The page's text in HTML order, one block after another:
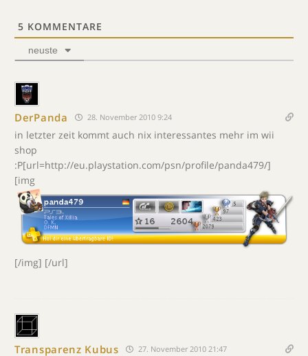
5 KOMMENTARE
neuste
DerPanda 28. November 2010 9:24
in letzter zeit kommt auch nix interessantes mehr im wii
shop
:P[url=http://eu.playstation.com/psn/profile/panda479/]
[img
[/img] [/url]
Transparenz Kubus 27. November 2010 21:47